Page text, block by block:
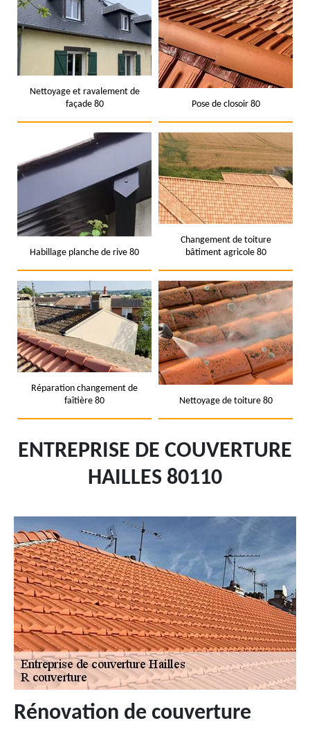
Nettoyage et ravalement de
façade 80
Pose de closoir 80
Habillage planche de rive 80
Changement de toiture
bâtiment agricole 80
Réparation changement de
faîtière 80
Nettoyage de toiture 80
ENTREPRISE DE COUVERTURE
HAILLES 80110
Rénovation de couverture